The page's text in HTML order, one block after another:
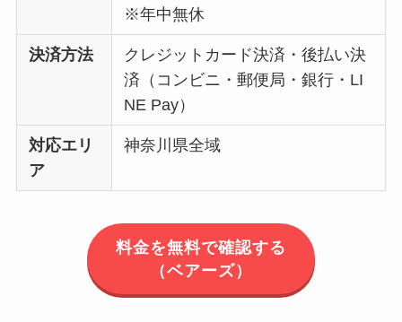
※年中無休
決済方法
クレジットカード決済・後払い決
済（コンビニ・郵便局・銀行・LI
NE Pay）
対応エリ
ア
神奈川県全域
料金を無料で確認する
（ベアーズ）